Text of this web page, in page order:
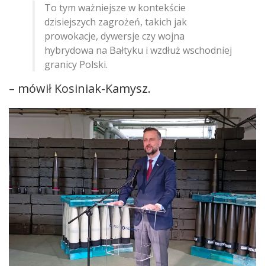
To tym ważniejsze w kontekście
dzisiejszych zagrożeń, takich jak
prowokacje, dywersje czy wojna
hybrydowa na Bałtyku i wzdłuż wschodniej
granicy Polski.
– mówił Kosiniak-Kamysz.